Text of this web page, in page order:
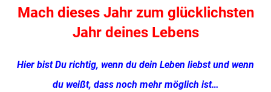
Mach dieses Jahr zum glücklichsten
Jahr deines Lebens
Hier bist Du richtig, wenn du dein Leben liebst und wenn
du weißt, dass noch mehr möglich ist…